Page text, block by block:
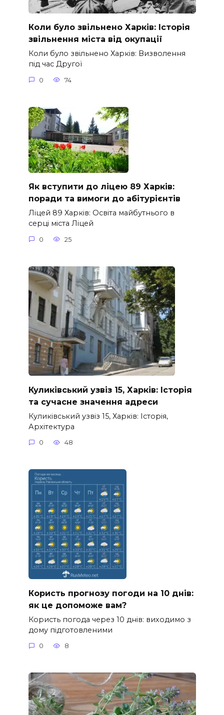
Коли було звільнено Харків: Історія
звільнення міста від окупації
Коли було звільнено Харків: Визволення
під час Другої
0 74
Як вступити до ліцею 89 Харків:
поради та вимоги до абітурієнтів
Ліцей 89 Харків: Освіта майбутнього в
серці міста Ліцей
0 25
Куликівський узвіз 15, Харків: Історія
та сучасне значення адреси
Куликівський узвіз 15, Харків: Історія,
Архітектура
0 48
Користь прогнозу погоди на 10 днів:
як це допоможе вам?
Користь погода через 10 днів: виходимо з
дому підготовленими
0 8